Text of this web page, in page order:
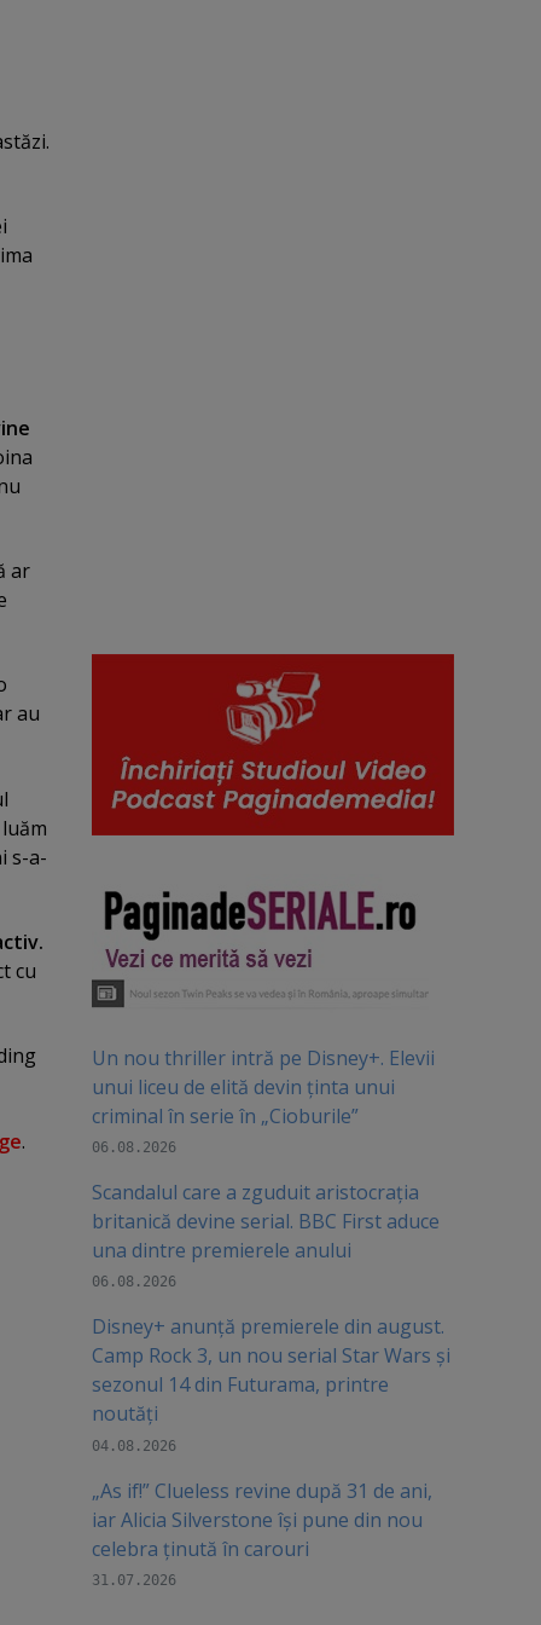
ar
au
s-a-
cu
.
Un nou thriller intră pe Disney+. Elevii
unui liceu de elită devin ținta unui
criminal în serie în „Cioburile”
06.08.2026
Scandalul care a zguduit aristocrația
britanică devine serial. BBC First aduce
una dintre premierele anului
06.08.2026
Disney+ anunță premierele din august.
Camp Rock 3, un nou serial Star Wars și
sezonul 14 din Futurama, printre
noutăți
04.08.2026
„As if!” Clueless revine după 31 de ani,
iar Alicia Silverstone își pune din nou
celebra ținută în carouri
31.07.2026